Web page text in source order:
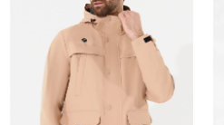
Ханты-Мансийский автономный округ (3)
Челябинская область (2)
Ямало-Ненецкий автономный округ (1)
Ярославская область (1)